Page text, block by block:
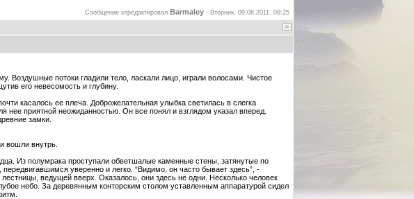
Сообщение отредактировал Barmaley - Вторник, 09.08.2011, 08:25
Воздушные потоки гладили тело, ласкали лицо, играли волосами. Чистое
его невесомость и глубину.
касалось ее плеча. Доброжелательная улыбка светилась в слегка
приятной неожиданностью. Он все понял и взглядом указал вперед.
замки.
вошли внутрь.
Из полумрака проступали обветшалые каменные стены, затянутые по
уверенно и легко. “Видимо, он часто бывает здесь”, -
ведущей вверх. Оказалось, они здесь не одни. Несколько человек
небо. За деревянным конторским столом уставленным аппаратурой сидел